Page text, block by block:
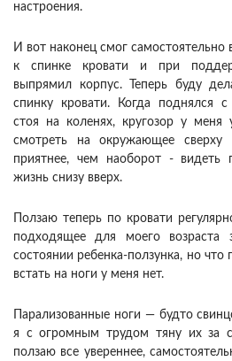
настроения.
И вот наконец смог самостоятельно
к спинке кровати и при
выпрямил корпус. Теперь буду
спинку кровати. Когда поднялся с
стоя на коленях, кругозор у меня
смотреть на окружающее сверху
приятнее, чем наоборот - видеть
жизнь снизу вверх.
Ползаю теперь по кровати
подходящее для моего возраста
состоянии ребенка-ползунка, но
встать на ноги у меня нет.
Парализованные ноги — будто
я с огромным трудом тяну их за
ползаю все увереннее,